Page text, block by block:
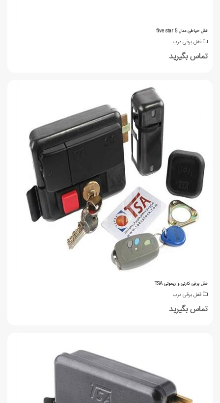
قفل حیاطی مدل five star 5
قفل برقی درب
تماس بگیرید
قفل برقی کارتی و ریموتی TSA
قفل برقی درب
تماس بگیرید